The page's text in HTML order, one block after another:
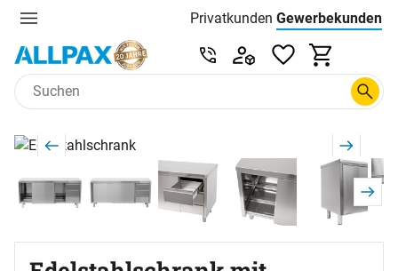
Menu Privatkunden Preisliste:
Gewerbekunden
Zum Hauptinhalt springen
Service & Beratung unter
Produktgalerie
Zur Kaufbox springen